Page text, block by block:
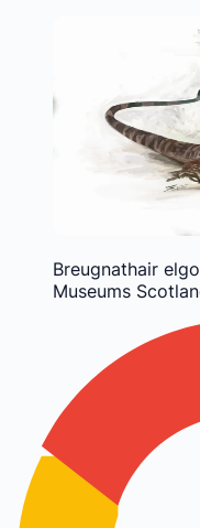
Breugnathair
Museums